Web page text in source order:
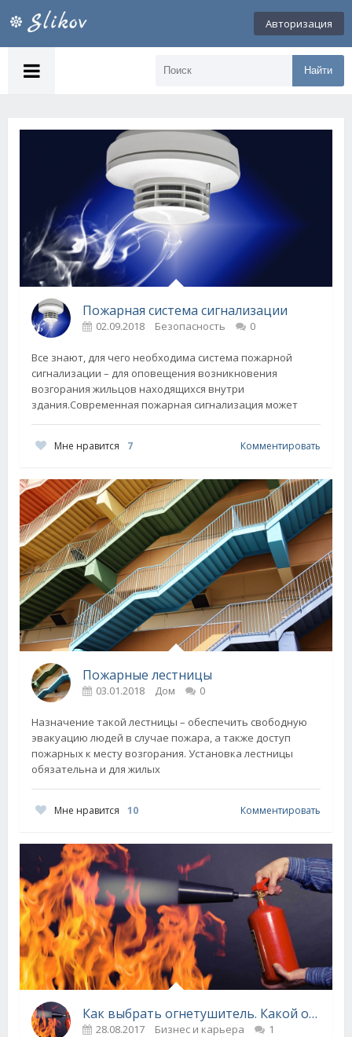
Авторизация
Найти
Пожарная система сигнализации
02.09.2018 Безопасность 0
Все знают, для чего необходима система пожарной
сигнализации – для оповещения возникновения
возгорания жильцов находящихся внутри
здания.Современная пожарная сигнализация может
Мне нравится 7 Комментировать
Пожарные лестницы
03.01.2018 Дом 0
Назначение такой лестницы – обеспечить свободную
эвакуацию людей в случае пожара, а также доступ
пожарных к месту возгорания. Установка лестницы
обязательна и для жилых
Мне нравится 10 Комментировать
Как выбрать огнетушитель. Какой огнетушитель нужен
28.08.2017 Бизнес и карьера 1